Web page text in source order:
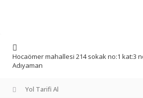
Hocaömer mahallesi 214 sokak no:1 kat:3
Adıyaman
Yol Tarifi Al